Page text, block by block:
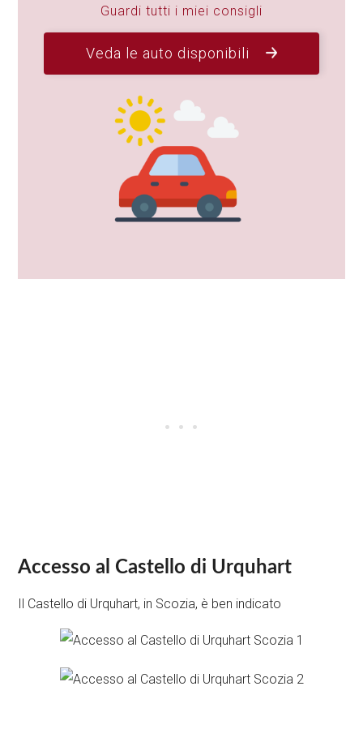
Guardi tutti i miei consigli
Veda le auto disponibili
Accesso al Castello di Urquhart
Il Castello di Urquhart, in Scozia, è ben indicato